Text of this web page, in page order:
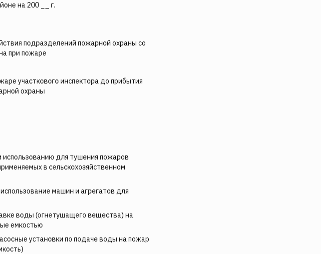
на 200 __ г.
подразделений пожарной охраны со
при пожаре
участкового инспектора до прибытия
охраны
использованию для тушения пожаров
в сельскохозяйственном
машин и агрегатов для
воды (огнетушащего вещества) на
емкостью
установки по подаче воды на пожар